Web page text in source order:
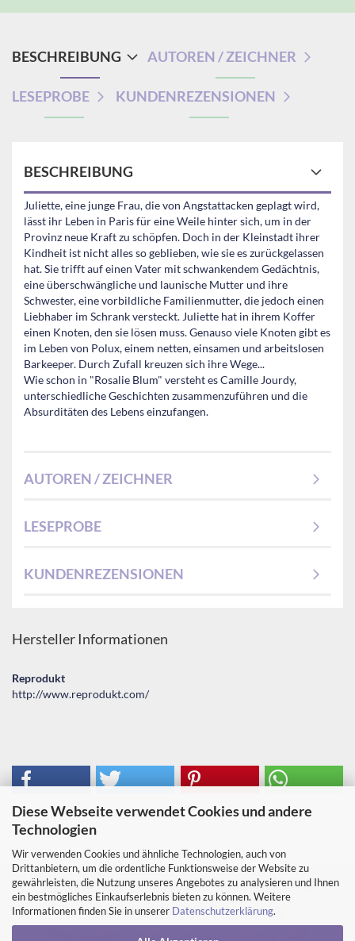
Diese Webseite verwendet Cookies und andere
Technologien
Wir verwenden Cookies und ähnliche Technologien, auch von
Drittanbietern, um die ordentliche Funktionsweise der Website zu
gewährleisten, die Nutzung unseres Angebotes zu analysieren und Ihnen
ein bestmögliches Einkaufserlebnis bieten zu können. Weitere
Informationen finden Sie in unserer Datenschutzerklärung.
BESCHREIBUNG AUTOREN / ZEICHNER
LESEPROBE KUNDENREZENSIONEN
BESCHREIBUNG
Juliette, eine junge Frau, die von Angstattacken geplagt wird,
lässt ihr Leben in Paris für eine Weile hinter sich, um in der
Provinz neue Kraft zu schöpfen. Doch in der Kleinstadt ihrer
Kindheit ist nicht alles so geblieben, wie sie es zurückgelassen
hat. Sie trifft auf einen Vater mit schwankendem Gedächtnis,
eine überschwängliche und launische Mutter und ihre
Schwester, eine vorbildliche Familienmutter, die jedoch einen
Liebhaber im Schrank versteckt. Juliette hat in ihrem Koffer
einen Knoten, den sie lösen muss. Genauso viele Knoten gibt es
im Leben von Polux, einem netten, einsamen und arbeitslosen
Barkeeper. Durch Zufall kreuzen sich ihre Wege...
Wie schon in "Rosalie Blum" versteht es Camille Jourdy,
unterschiedliche Geschichten zusammenzuführen und die
Absurditäten des Lebens einzufangen.
AUTOREN / ZEICHNER
LESEPROBE
KUNDENREZENSIONEN
Hersteller Informationen
Reprodukt
http://www.reprodukt.com/
Impressum Kontakt
Versand- & Zahlungsbedingungen
Widerrufsrecht & Muster-Widerrufsformular
Öffnungszeiten und Lage
Service & US-Comics